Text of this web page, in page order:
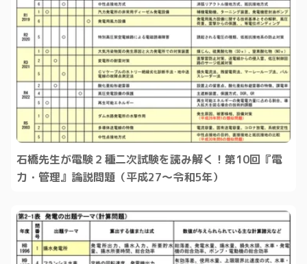
石橋先生が電験２種二次試験を読み解く！第10回『電
力・管理』論説問題（平成27～令和5年）